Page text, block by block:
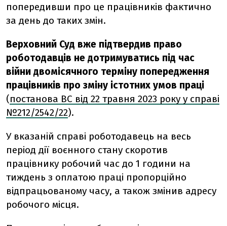
попередивши про це працівників фактично
за день до таких змін.
Верховний Суд вже підтвердив право
роботодавців не дотримуватись під час
війни двомісячного терміну попередження
працівників про зміну істотних умов праці
(постанова ВС від 22 травня 2023 року у справі
№212/2542/22).
У вказаній справі роботодавець на весь
період дії воєнного стану скоротив
працівнику робочий час до 1 години на
тиждень з оплатою праці пропорційно
відпрацьованому часу, а також змінив адресу
робочого місця.